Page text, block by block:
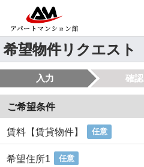
希望物件リクエスト
入力 確認
ご希望条件
賃料【賃貸物件】 任意
希望住所1 任意